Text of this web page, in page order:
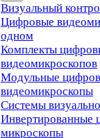
Визуальный
Цифровые
одном
Комплекты
видеомикроскопов
Модульные
видеомикроскопы
Cистемы
Инвертированные
микроскопы